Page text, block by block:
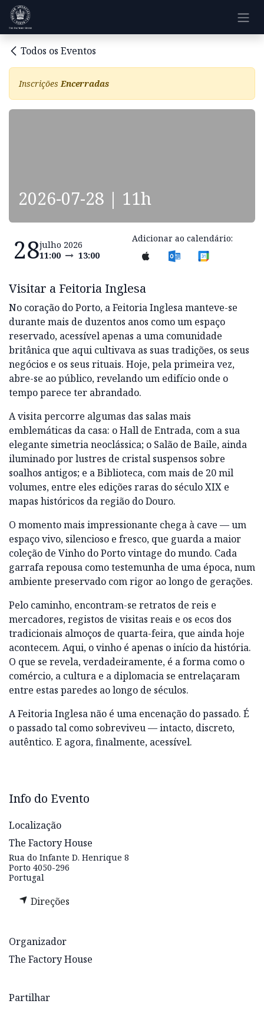
Pular para o conteúdo
Todos os Eventos
Inscrições Encerradas
2026-07-28 | 11h
28julho 2026
11:00
13:00
Adicionar ao calendário:
Visitar a Feitoria Inglesa
No coração do Porto, a Feitoria Inglesa manteve-se
durante mais de duzentos anos como um espaço
reservado, acessível apenas a uma comunidade
britânica que aqui cultivava as suas tradições, os seus
negócios e os seus rituais. Hoje, pela primeira vez,
abre-se ao público, revelando um edifício onde o
tempo parece ter abrandado.
A visita percorre algumas das salas mais
emblemáticas da casa: o Hall de Entrada, com a sua
elegante simetria neoclássica; o Salão de Baile, ainda
iluminado por lustres de cristal suspensos sobre
soalhos antigos; e a Biblioteca, com mais de 20 mil
volumes, entre eles edições raras do século XIX e
mapas históricos da região do Douro.
O momento mais impressionante chega à cave — um
espaço vivo, silencioso e fresco, que guarda a maior
coleção de Vinho do Porto vintage do mundo. Cada
garrafa repousa como testemunha de uma época, num
ambiente preservado com rigor ao longo de gerações.
Pelo caminho, encontram-se retratos de reis e
mercadores, registos de visitas reais e os ecos dos
tradicionais almoços de quarta-feira, que ainda hoje
acontecem. Aqui, o vinho é apenas o início da história.
O que se revela, verdadeiramente, é a forma como o
comércio, a cultura e a diplomacia se entrelaçaram
entre estas paredes ao longo de séculos.
A Feitoria Inglesa não é uma encenação do passado. É
o passado tal como sobreviveu — intacto, discreto,
autêntico. E agora, finalmente, acessível.
Info do Evento
Localização
The Factory House
Rua do Infante D. Henrique 8
Porto 4050-296
Portugal
Direções
Organizador
The Factory House
Partilhar